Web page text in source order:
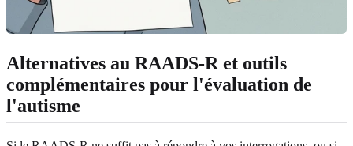
Alternatives au RAADS-R et outils
complémentaires pour l'évaluation de
l'autisme